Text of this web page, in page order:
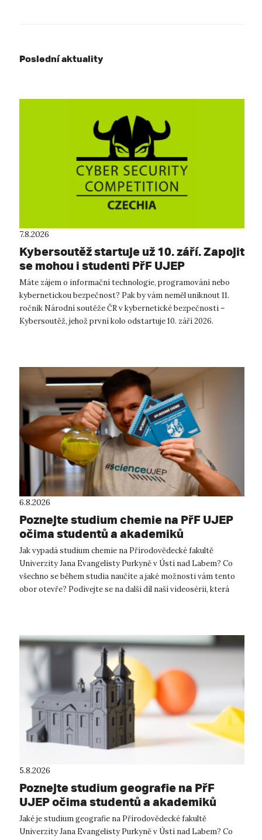
Poslední aktuality
7.8.2026
Kybersoutěž startuje už 10. září. Zapojit
se mohou i studenti PřF UJEP
Máte zájem o informační technologie, programování nebo
kybernetickou bezpečnost? Pak by vám neměl uniknout 11.
ročník Národní soutěže ČR v kybernetické bezpečnosti –
Kybersoutěž, jehož první kolo odstartuje 10. září 2026.
6.8.2026
Poznejte studium chemie na PřF UJEP
očima studentů a akademiků
Jak vypadá studium chemie na Přírodovědecké fakultě
Univerzity Jana Evangelisty Purkyně v Ústí nad Labem? Co
všechno se během studia naučíte a jaké možnosti vám tento
obor otevře? Podívejte se na další díl naší videosérii, která
5.8.2026
Poznejte studium geografie na PřF
UJEP očima studentů a akademiků
Jaké je studium geografie na Přírodovědecké fakultě
Univerzity Jana Evangelisty Purkyně v Ústí nad Labem? Co